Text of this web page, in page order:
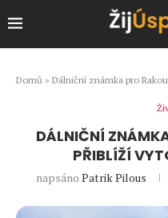
Domů » Dálniční známka pro
DÁLNIČNÍ
PŘIBLÍŽÍ
napsáno Patrik Pilous